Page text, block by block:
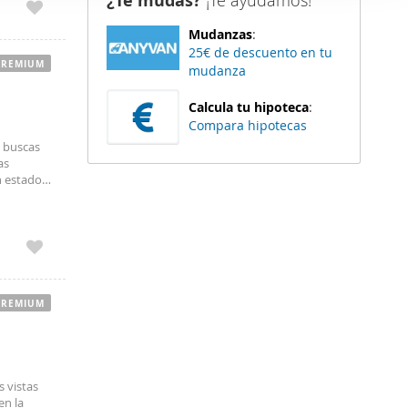
funciones
del
del uso
buscas
estado
vistas
la
Mudanzas:
25€ de descuento en tu
mudanza
Calcula tu hipoteca:
Compara hipotecas